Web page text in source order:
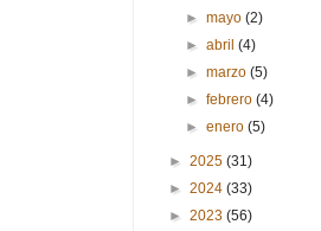
►mayo(2)
►abril(4)
►marzo(5)
►febrero(4)
►enero(5)
► 2025 (31)
► 2024 (33)
► 2023 (56)